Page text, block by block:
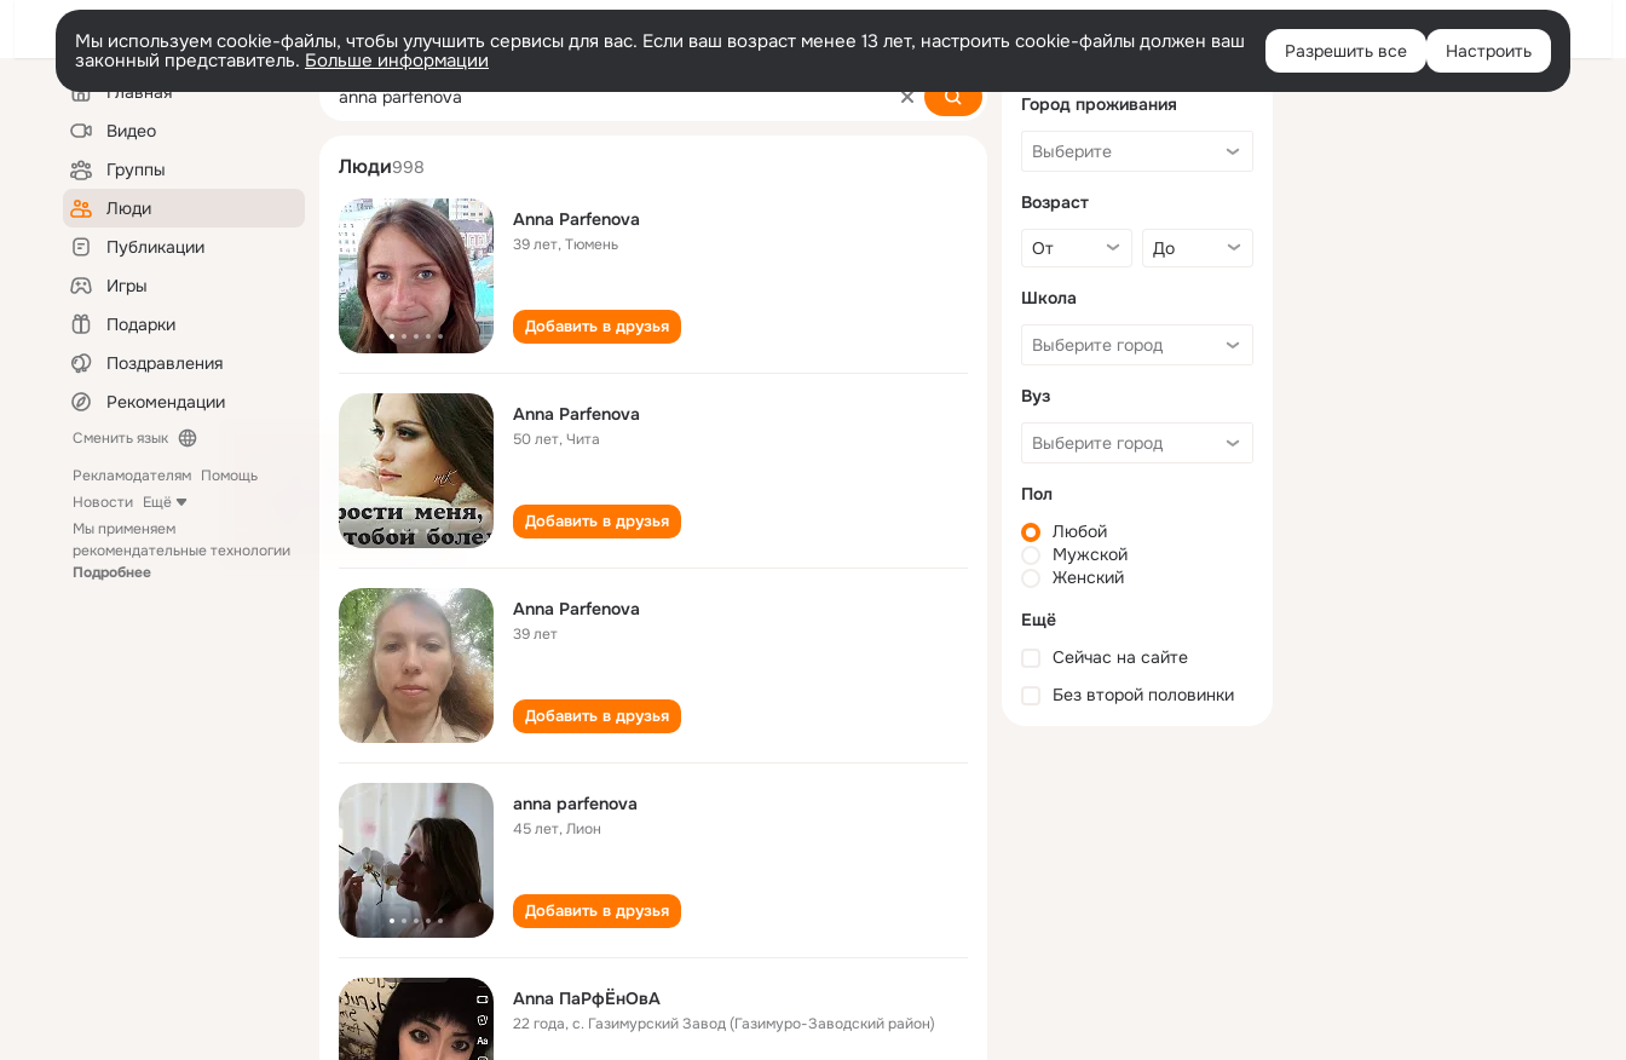
Войти
Мы используем cookie-файлы, чтобы улучшить сервисы для вас. Если ваш возраст менее 13 лет, настроить cookie-файлы должен ваш
законный представитель. Больше информации Разрешить все Настроить
Левая
колонкаГлавная
Видео
Группы
Люди
Публикации
Игры
Подарки
Поздравления
Рекомендации
Сменить язык
Рекламодателям Помощь
Новости Ещё
Мы применяем
рекомендательные технологии
Подробнее
anna parfenova
Люди998
Anna Parfenova
39 лет,Тюмень
Добавить в друзья
Anna Parfenova
50 лет,Чита
Добавить в друзья
Anna Parfenova
39 лет
Добавить в друзья
anna parfenova
45 лет,Лион
Добавить в друзья
Anna ПаРфЁнОвА
22 года,с. Газимурский Завод (Газимуро-Заводский район)
Город проживания
Возраст
Школа
Вуз
Пол
Любой
Мужской
Женский
Ещё
Сейчас на сайте
Без второй половинки